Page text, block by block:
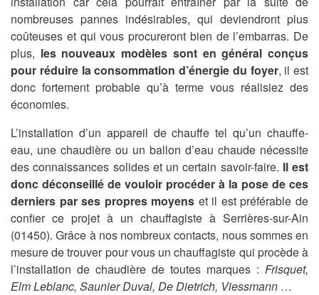
nombreuses pannes indésirables, qui deviendront plus
coûteuses et qui vous procureront bien de l’embarras. De
plus, les nouveaux modèles sont en général conçus
pour réduire la consommation d’énergie du foyer, il est
donc fortement probable qu’à terme vous réalisiez des
économies.
L’installation d’un appareil de chauffe tel qu’un chauffe-
eau, une chaudière ou un ballon d’eau chaude nécessite
des connaissances solides et un certain savoir-faire. Il est
donc déconseillé de vouloir procéder à la pose de ces
derniers par ses propres moyens et il est préférable de
confier ce projet à un chauffagiste à Serrières-sur-Ain
(01450). Grâce à nos nombreux contacts, nous sommes en
mesure de trouver pour vous un chauffagiste qui procède à
l’installation de chaudière de toutes marques : Frisquet,
Elm Leblanc, Saunier Duval, De Dietrich, Viessmann …